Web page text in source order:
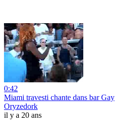
0:42
Miami travesti chante dans bar Gay
Oryzedork
il y a 20 ans